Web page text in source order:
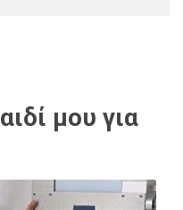
μου για